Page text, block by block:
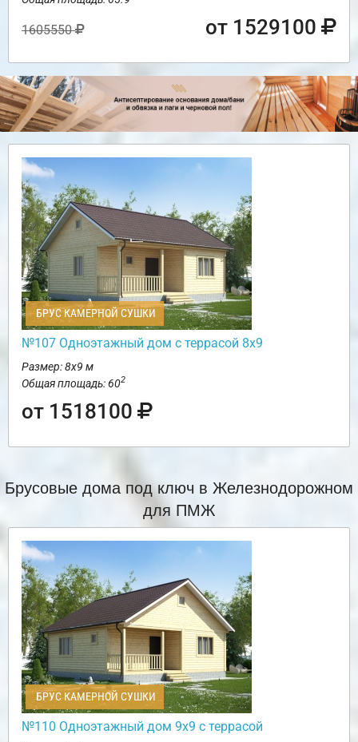
1605550 от 1529100
БРУС КАМЕРНОЙ СУШКИ
№107 Одноэтажный дом с террасой 8х9
Размер: 8х9 м
Общая площадь: 602
от 1518100
Брусовые дома под ключ в Железнодорожном
для ПМЖ
БРУС КАМЕРНОЙ СУШКИ
№110 Одноэтажный дом 9х9 с террасой